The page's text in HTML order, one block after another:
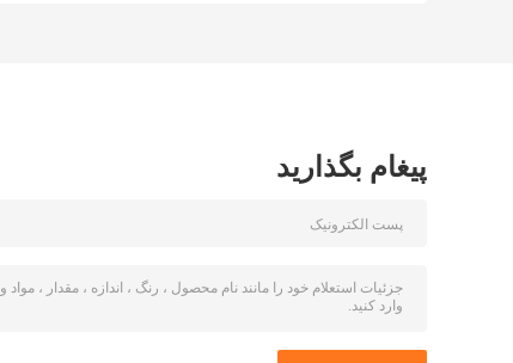
پیغام بگذارید